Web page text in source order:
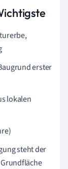
erster
lokalen
steht der